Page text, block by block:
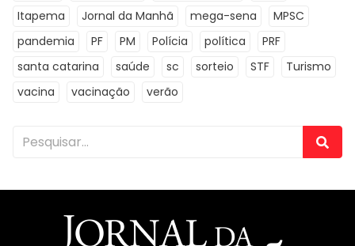
Itapema
Jornal da Manhã mega-sena
MPSC
pandemia
PF PM Polícia política
PRF
santa catarina
saúde sc sorteio STF
Turismo
vacina
vacinação verão